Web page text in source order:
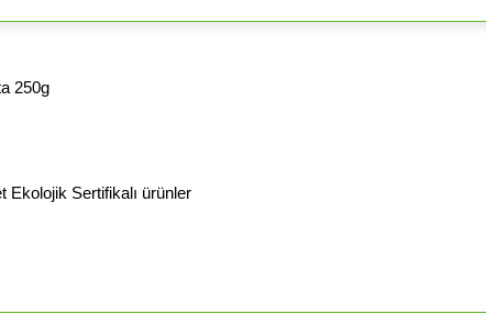
250g
Ekolojik Sertifikalı ürünler